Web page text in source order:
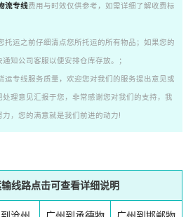
流专线费用与时效仅供参考，如需详细了解收费标
运之前仔细清点您所托运的所有物品；如果您的
知公司客服以便安排仓库存放。；
专线服务质量，欢迎您对我们的服务提出意见或
理意见汇报于您，非常感谢您对我们的支持，我
，您的满意就是我们前进的动力!
线路点击可查看详细说明